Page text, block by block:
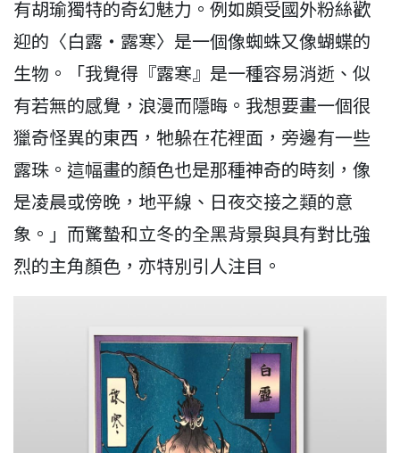
有胡瑜獨特的奇幻魅力。例如頗受國外粉絲歡
迎的〈白露‧露寒〉是一個像蜘蛛又像蝴蝶的
生物。「我覺得『露寒』是一種容易消逝、似
有若無的感覺，浪漫而隱晦。我想要畫一個很
獵奇怪異的東西，牠躲在花裡面，旁邊有一些
露珠。這幅畫的顏色也是那種神奇的時刻，像
是凌晨或傍晚，地平線、日夜交接之類的意
象。」而驚蟄和立冬的全黑背景與具有對比強
烈的主角顏色，亦特別引人注目。